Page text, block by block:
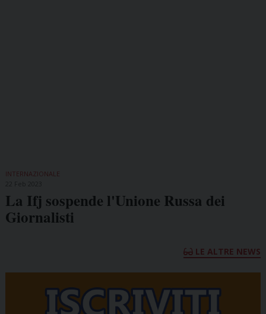
INTERNAZIONALE
La Ifj sospende l'Unione Russa dei
Giornalisti
LE ALTRE NEWS